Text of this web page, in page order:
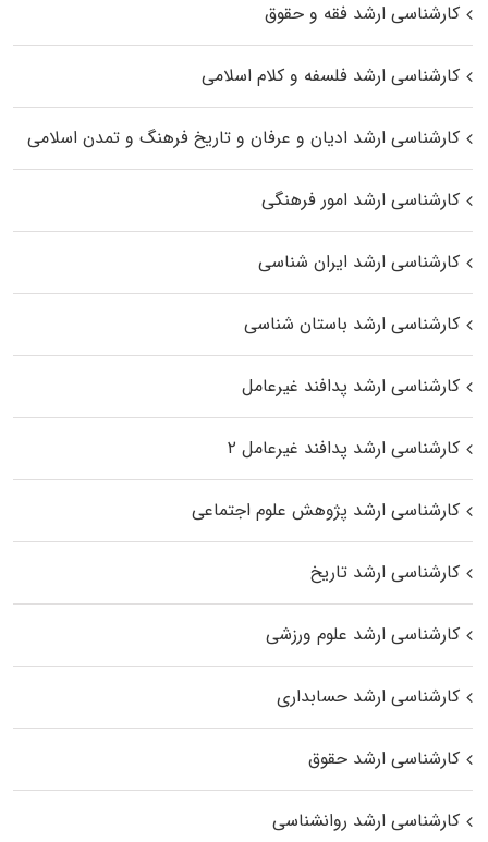
کارشناسی ارشد فقه و حقوق
کارشناسی ارشد فلسفه و کلام اسلامی
کارشناسی ارشد ادیان و عرفان و تاریخ فرهنگ و تمدن اسلامی
کارشناسی ارشد امور فرهنگی
کارشناسی ارشد ایران شناسی
کارشناسی ارشد باستان شناسی
کارشناسی ارشد پدافند غیرعامل
کارشناسی ارشد پدافند غیرعامل ۲
کارشناسی ارشد پژوهش علوم اجتماعی
کارشناسی ارشد تاریخ
کارشناسی ارشد علوم ورزشی
کارشناسی ارشد حسابداری
کارشناسی ارشد حقوق
کارشناسی ارشد روانشناسی